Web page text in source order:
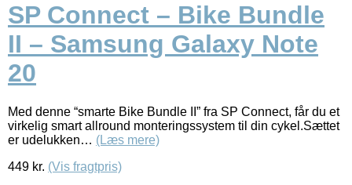
SP Connect – Bike Bundle
II – Samsung Galaxy Note
20
Med denne “smarte Bike Bundle II” fra SP Connect, får du et
virkelig smart allround monteringssystem til din cykel.Sættet
er udelukken… (Læs mere)
449 kr. (Vis fragtpris)